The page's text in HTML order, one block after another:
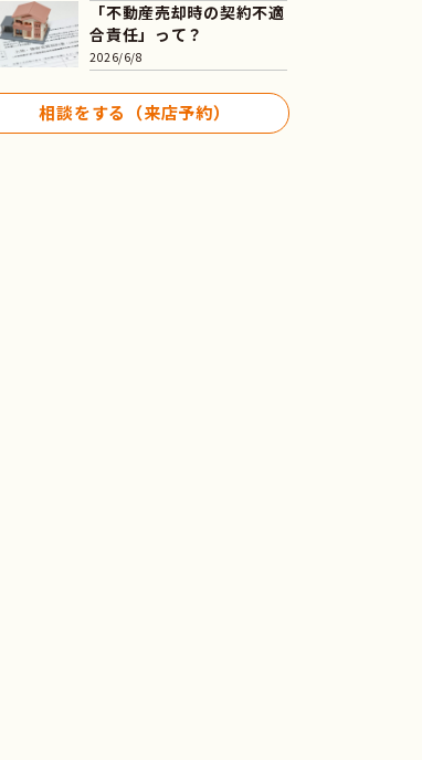
「不動産売却時の契約不適
合責任」って？
2026/6/8
相談をする（来店予約）